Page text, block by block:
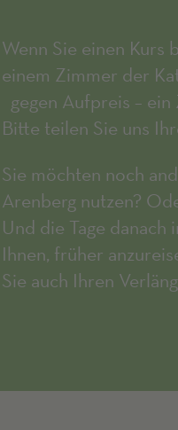
Wenn Sie einen Kurs
einem Zimmer der
gegen Aufpreis –
Bitte teilen Sie uns
Sie möchten noch
Arenberg nutzen?
Und die Tage danach
Ihnen, früher
Sie auch Ihren